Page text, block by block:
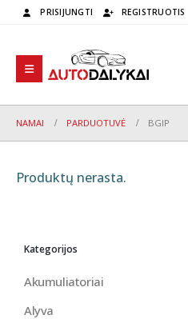
PRISIJUNGTI REGISTRUOTIS
NAMAI PARDUOTUVĖ BGIP
Produktų nerasta.
Kategorijos
Akumuliatoriai
Alyva